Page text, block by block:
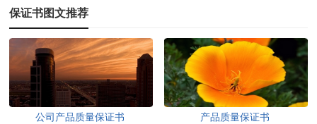
保证书图文推荐
公司产品质量保证书 产品质量保证书